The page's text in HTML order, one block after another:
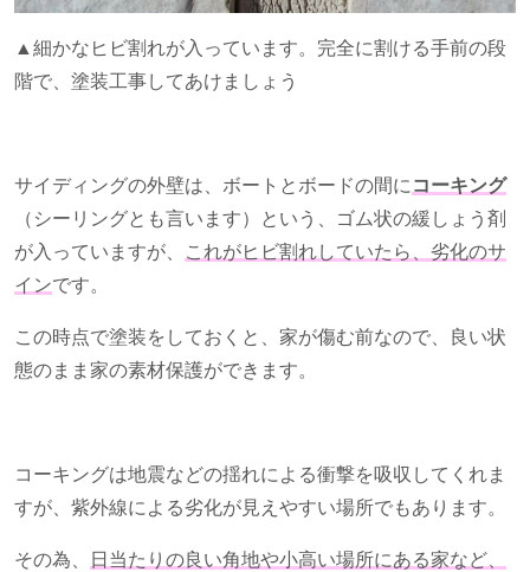
▲細かなヒビ割れが入っています。完全に割ける手前の段
階で、塗装工事してあけましょう
サイディングの外壁は、ボートとボードの間に コーキング
（シーリングとも言います）という、ゴム状の緩しょう剤
が入っていますが、
これがヒビ割れしていたら、劣化のサ
インです。
この時点で塗装をしておくと、家が傷む前なので、良い状
態のまま家の素材保護ができます。
コーキングは地震などの揺れによる衝撃を吸収してくれま
すが、紫外線による劣化が見えやすい場所でもあります。
その為、
日当たりの良い角地や小高い場所にある家など、